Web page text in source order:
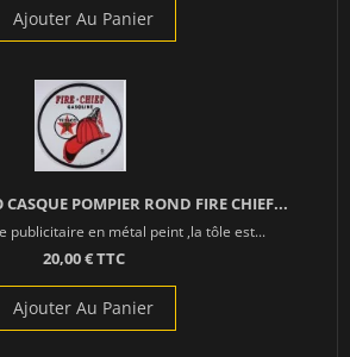
Ajouter Au Panier
CASQUE POMPIER ROND FIRE CHIEF...
publicitaire en métal peint ,la tôle est...
20,00 € TTC
Ajouter Au Panier